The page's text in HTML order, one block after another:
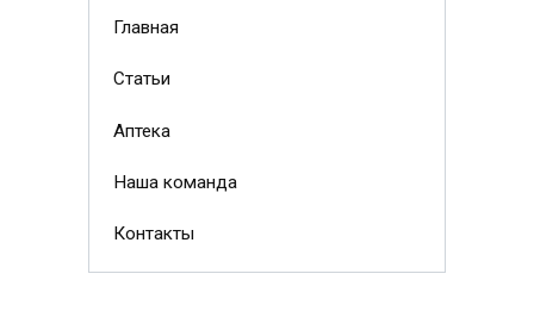
Главная
Статьи
Аптека
Наша команда
Контакты